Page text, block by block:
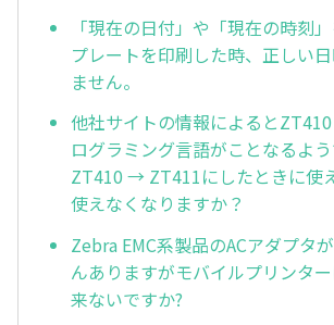
「現在の日付」や「現在の時刻
プレートを印刷した時、正しい
ません。
他社サイトの情報によると
ログラミング言語がことなるよう
ZT410 → ZT411にしたときに使
使えなくなりますか？
Zebra EMC系製品のACアダプタ
んありますがモバイルプリンタ
来ないですか?